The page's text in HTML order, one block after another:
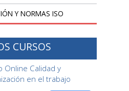
Y NORMAS ISO
CURSOS
Online Calidad y
en el trabajo